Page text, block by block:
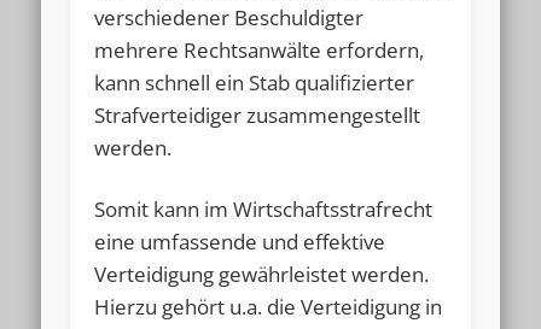
verschiedener Beschuldigter
mehrere Rechtsanwälte erfordern,
kann schnell ein Stab qualifizierter
Strafverteidiger zusammengestellt
werden.
Somit kann im Wirtschaftsstrafrecht
eine umfassende und effektive
Verteidigung gewährleistet werden.
Hierzu gehört u.a. die Verteidigung in